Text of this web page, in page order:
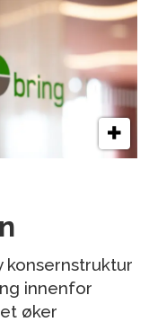
konsernstruktur
innenfor
øker